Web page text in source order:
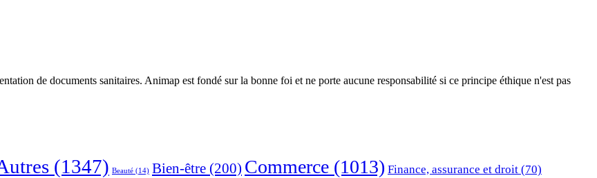
de documents sanitaires. Animap est fondé sur la bonne foi et ne porte aucune responsabilité si ce principe éthique n'est pas
(1347) Beauté (14) Bien-être (200) Commerce (1013) Finance, assurance et droit (70)